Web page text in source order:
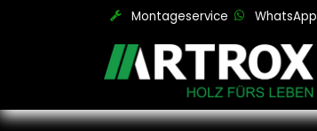
Zum Inhalt springenMontageservice WhatsApp